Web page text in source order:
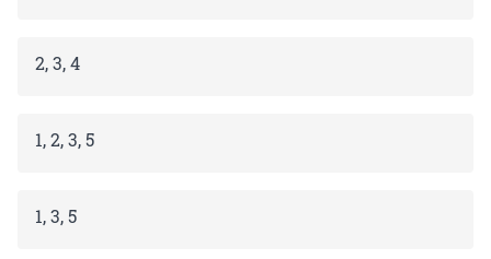
2, 3, 4
1, 2, 3, 5
1, 3, 5